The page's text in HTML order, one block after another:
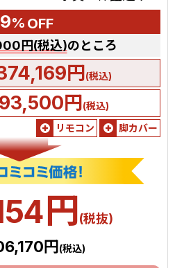
% OFF
円(税込)のところ
円(税込)
93,500円(税込)
リモコン
脚カバー
円(税抜)
円(税込)